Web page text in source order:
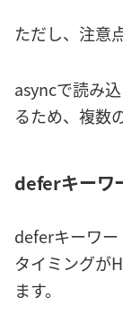
ただし、注意
asyncで読み
るため、複数
deferキーワ
deferキーワ
タイミングが
ます。